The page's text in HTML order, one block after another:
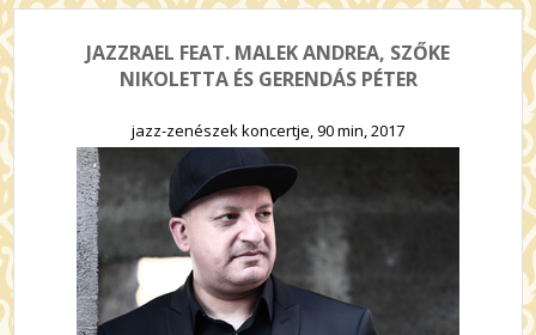
JAZZRAEL FEAT. MALEK ANDREA, SZŐKE
NIKOLETTA ÉS GERENDÁS PÉTER
jazz-zenészek koncertje, 90 min, 2017